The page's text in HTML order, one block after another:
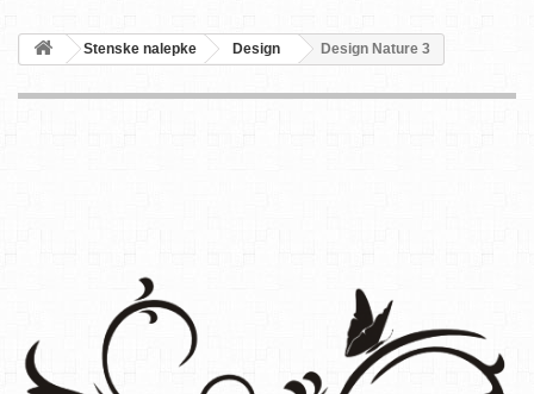
Stenske nalepke Design Design Nature 3